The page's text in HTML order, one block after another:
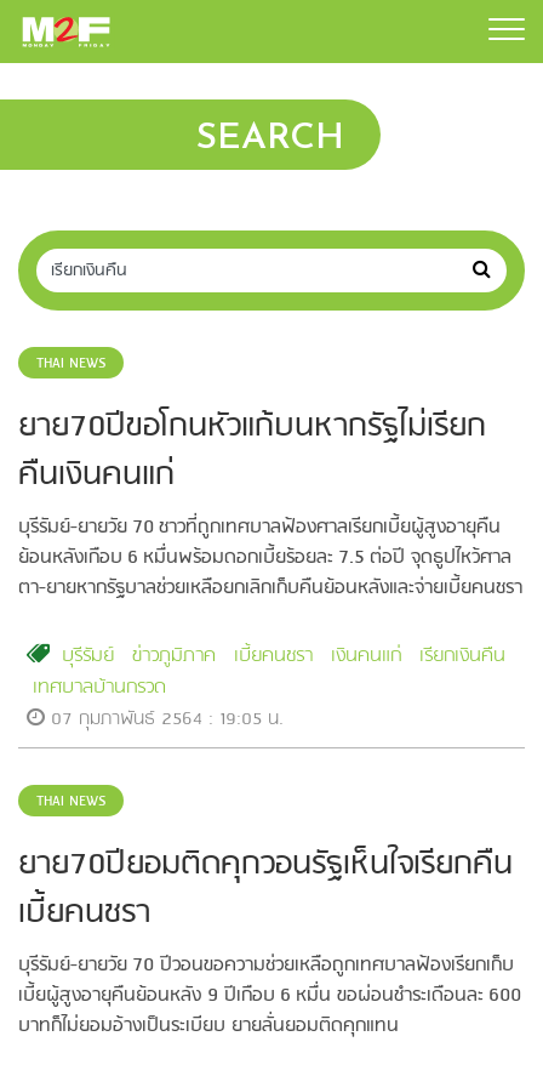
SEARCH
THAI NEWS
ยาย70ปีขอโกนหัวแก้บนหากรัฐไม่เรียก
คืนเงินคนแก่
บุรีรัมย์-ยายวัย 70 ชาวที่ถูกเทศบาลฟ้องศาลเรียกเบี้ยผู้สูงอายุคืน
ย้อนหลังเกือบ 6 หมื่นพร้อมดอกเบี้ยร้อยละ 7.5 ต่อปี จุดธูปไหว้ศาล
ตา-ยายหากรัฐบาลช่วยเหลือยกเลิกเก็บคืนย้อนหลังและจ่ายเบี้ยคนชรา
บุรีรัมย์ ข่าวภูมิภาค เบี้ยคนชรา เงินคนแก่
เรียกเงินคืน
เทศบาลบ้านกรวด
07 กุมภาพันธ์ 2564 : 19:05 น.
THAI NEWS
ยาย70ปียอมติดคุกวอนรัฐเห็นใจเรียกคืน
เบี้ยคนชรา
บุรีรัมย์-ยายวัย 70 ปีวอนขอความช่วยเหลือถูกเทศบาลฟ้องเรียกเก็บ
เบี้ยผู้สูงอายุคืนย้อนหลัง 9 ปีเกือบ 6 หมื่น ขอผ่อนชำระเดือนละ 600
บาทก็ไม่ยอมอ้างเป็นระเบียบ ยายลั่นยอมติดคุกแทน